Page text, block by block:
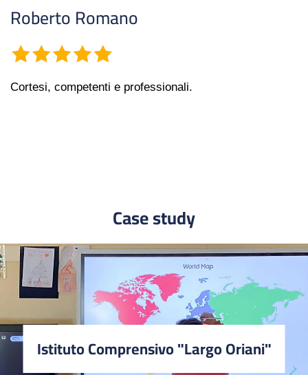
Roberto Romano
Cortesi, competenti e professionali.
Case study
Istituto Comprensivo "Largo Oriani"